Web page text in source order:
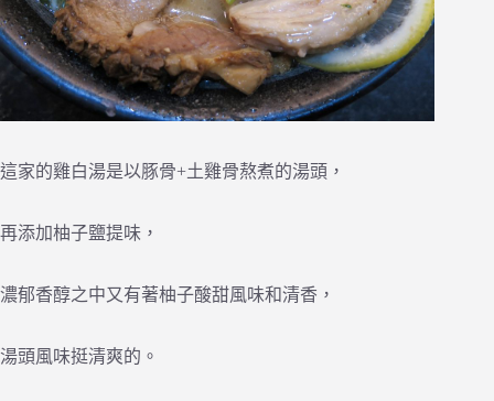
這家的雞白湯是以豚骨+土雞骨熬煮的湯頭，
再添加柚子鹽提味，
濃郁香醇之中又有著柚子酸甜風味和清香，
湯頭風味挺清爽的。